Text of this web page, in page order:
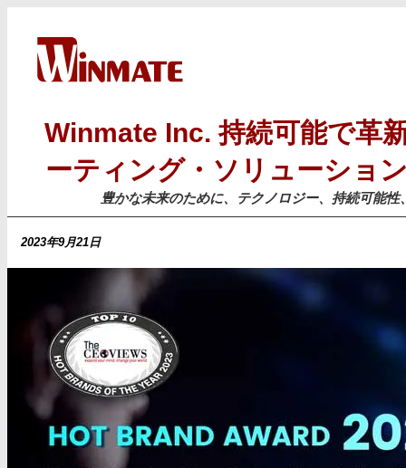
Winmate Inc. 持続可能で革
ーティング・ソリューショ
豊かな未来のために、テクノロジー、持続可能
2023年9月21日